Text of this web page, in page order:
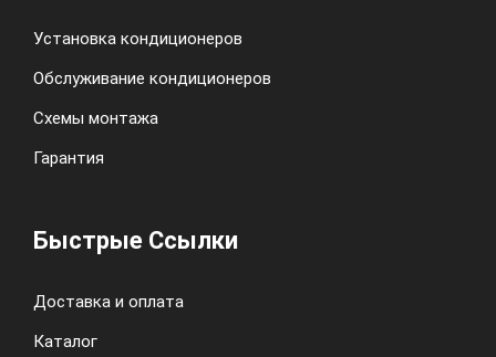
Установка кондиционеров
Обслуживание кондиционеров
Схемы монтажа
Гарантия
Быстрые Ссылки
Доставка и оплата
Каталог